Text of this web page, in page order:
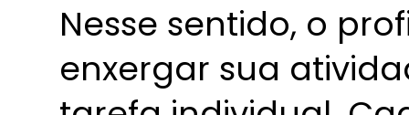
Nesse sentido, o
enxergar sua